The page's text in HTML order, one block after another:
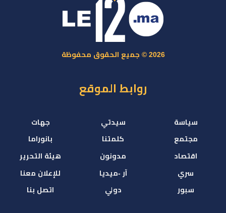
2026 © جميع الحقوق محفوظة
روابط الموقع
سياسة
مجتمع
اقتصاد
سري
سبور
سيدتي
كلمتنا
مدونون
آر -ميديا
دولي
جهات
بانوراما
هيئة التحرير
للإعلان معنا
اتصل بنا